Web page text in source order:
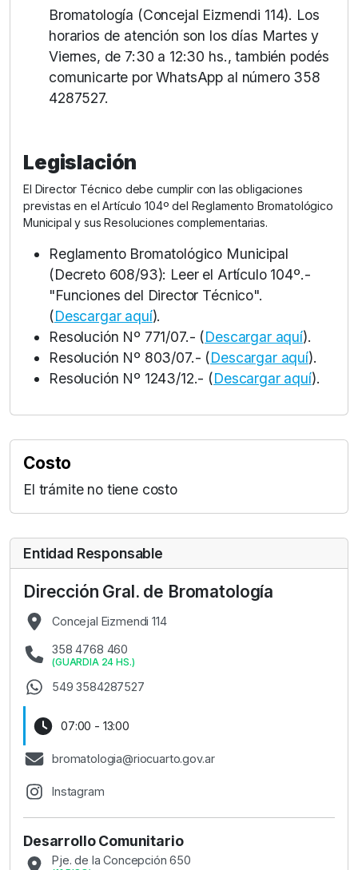
Bromatología (Concejal Eizmendi 114). Los
horarios de atención son los días Martes y
Viernes, de 7:30 a 12:30 hs., también podés
comunicarte por WhatsApp al número 358
4287527.
Legislación
El Director Técnico debe cumplir con las obligaciones
previstas en el Artículo 104º del Reglamento Bromatológico
Municipal y sus Resoluciones complementarias.
Reglamento Bromatológico Municipal
(Decreto 608/93): Leer el Artículo 104º.-
"Funciones del Director Técnico".
(Descargar aquí).
Resolución Nº 771/07.- (Descargar aquí).
Resolución Nº 803/07.- (Descargar aquí).
Resolución Nº 1243/12.- (Descargar aquí).
Costo
El trámite no tiene costo
Entidad Responsable
Dirección Gral. de Bromatología
Concejal Eizmendi 114
358 4768 460
(GUARDIA 24 HS.)
549 3584287527
07:00 - 13:00
bromatologia@riocuarto.gov.ar
Instagram
Desarrollo Comunitario
Pje. de la Concepción 650